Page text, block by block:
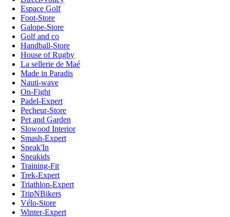
Espace Golf
Foot-Store
Galope-Store
Golf and co
Handball-Store
House of Rugby
La sellerie de Maé
Made in Paradis
Nauti-wave
On-Fight
Padel-Expert
Pecheur-Store
Pet and Garden
Slowood Interior
Smash-Expert
Sneak'In
Sneakids
Training-Fit
Trek-Expert
Triathlon-Expert
TripNBikers
Vélo-Store
Winter-Expert